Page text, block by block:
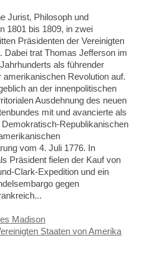
Jurist, Philosoph und
1801 bis 1809, in zwei
Präsidenten der Vereinigten
Dabei trat Thomas Jefferson im
als führender
amerikanischen Revolution auf.
an der innenpolitischen
Ausdehnung des neuen
mit und avancierte als
Republikanischen
vom 4. Juli 1776. In
Präsident fielen der Kauf von
Clark-Expedition und ein
gegen
Madison
Staaten von Amerika